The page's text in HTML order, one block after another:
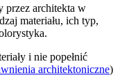
przez architekta w
materiału, ich typ,
i nie popełnić
architektoniczne)